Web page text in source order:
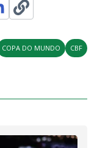
COPA DO MUNDO CBF